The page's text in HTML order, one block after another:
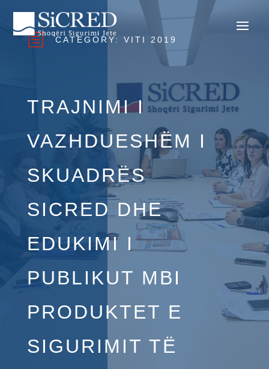
b CATEGORY: VITI 2019
TRAJNIMI I
VAZHDUESHËM I
SKUADRËS
SICRED DHE
EDUKIMI I
PUBLIKUT MBI
PRODUKTET E
SIGURIMIT TË